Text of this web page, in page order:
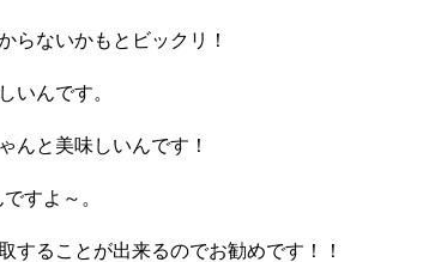
らないかもとビックリ！
いんです。
んと美味しいんです！
すよ～。
することが出来るのでお勧めです！！